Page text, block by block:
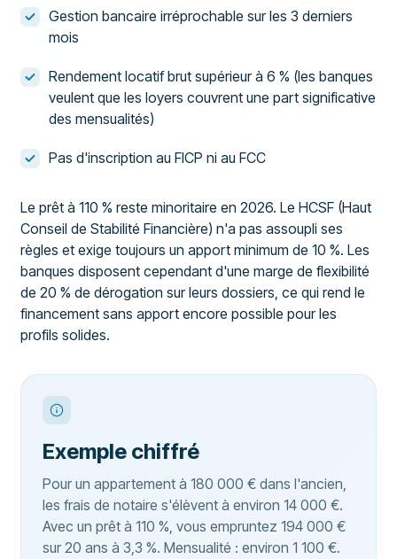
Gestion bancaire irréprochable sur les 3 derniers
mois
Rendement locatif brut supérieur à 6 % (les banques
veulent que les loyers couvrent une part significative
des mensualités)
Pas d'inscription au FICP ni au FCC
Le prêt à 110 % reste minoritaire en 2026. Le HCSF (Haut
Conseil de Stabilité Financière) n'a pas assoupli ses
règles et exige toujours un apport minimum de 10 %. Les
banques disposent cependant d'une marge de flexibilité
de 20 % de dérogation sur leurs dossiers, ce qui rend le
financement sans apport encore possible pour les
profils solides.
Exemple chiffré
Pour un appartement à 180 000 € dans l'ancien,
les frais de notaire s'élèvent à environ 14 000 €.
Avec un prêt à 110 %, vous empruntez 194 000 €
sur 20 ans à 3,3 %. Mensualité : environ 1 100 €.